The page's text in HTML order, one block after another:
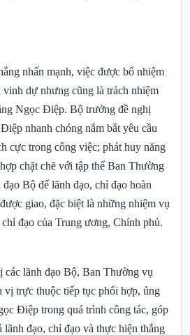
nhấn mạnh, việc được bổ nhiệm
dự nhưng cũng là trách nhiệm
Ngọc Điệp. Bộ trưởng đề nghị
nhanh chóng nắm bắt yêu cầu
cực trong công việc; phát huy năng
chặt chẽ với tập thể Ban Thường
Bộ để lãnh đạo, chỉ đạo hoàn
giao, đặc biệt là những nhiệm vụ
đạo của Trung ương, Chính phủ.
các lãnh đạo Bộ, Ban Thường vụ
trực thuộc tiếp tục phối hợp, ủng
Điệp trong quá trình công tác, góp
lãnh đạo, chỉ đạo và thực hiện thắng